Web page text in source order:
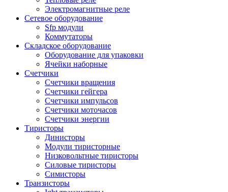
Электромагнитные реле
Сетевое оборудование
Sfp модули
Коммутаторы
Складское оборудование
Оборудование для упаковки
Ячейки наборные
Счетчики
Счетчики вращения
Счетчики гейгера
Счетчики импульсов
Счетчики моточасов
Счетчики энергии
Тиристоры
Динисторы
Модули тиристорные
Низковольтные тиристоры
Силовые тиристоры
Симисторы
Транзисторы